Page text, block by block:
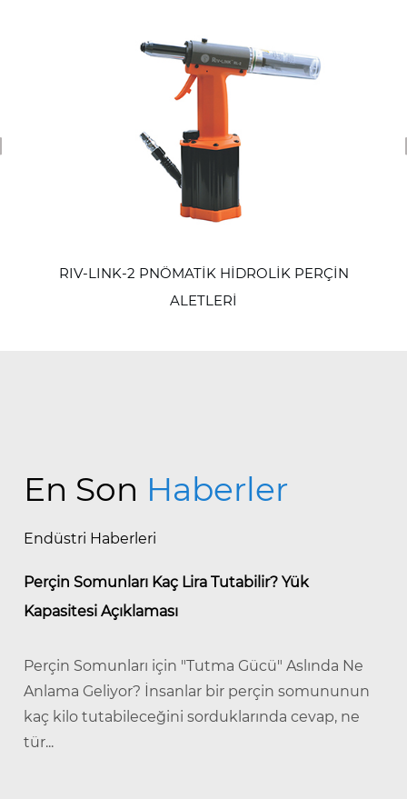
RIV-LINK-2 PNÖMATİK HİDROLİK PERÇİN
ALETLERİ
En Son Haberler
Endüstri Haberleri
Perçin Somunları Kaç Lira Tutabilir? Yük
Kapasitesi Açıklaması
Perçin Somunları için "Tutma Gücü" Aslında Ne
Anlama Geliyor? İnsanlar bir perçin somununun
kaç kilo tutabileceğini sorduklarında cevap, ne
tür...